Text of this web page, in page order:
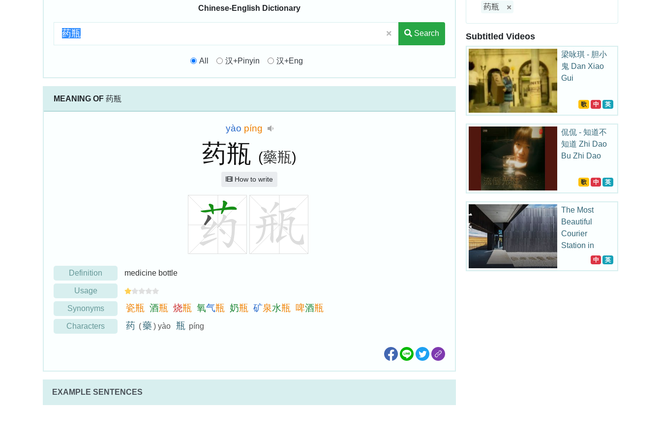
Chinese-English Dictionary
Search
All 汉+Pinyin 汉+Eng
MEANING OF 药瓶
yào píng
药瓶 (藥瓶)
How to write
Definition medicine bottle
Usage
Synonyms 瓷瓶 酒瓶 烧瓶 氧气瓶 奶瓶 矿泉水瓶 啤酒瓶
Characters 药 (藥) yào 瓶 píng
EXAMPLE SENTENCES
药瓶
Subtitled Videos
梁咏琪 - 胆小
鬼 Dan Xiao
Gui
歌 中 英
侃侃 - 知道不
知道 Zhi Dao
Bu Zhi Dao
歌 中 英
The Most
Beautiful
Courier
Station in
中 英